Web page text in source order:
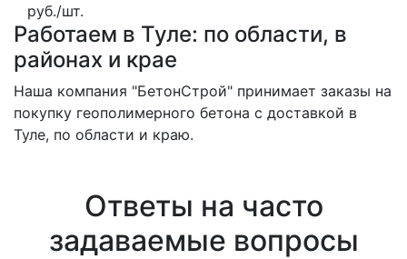
руб./шт.
Работаем в Туле: по области, в
районах и крае
Наша компания "БетонСтрой" принимает заказы на
покупку геополимерного бетона с доставкой в
Туле, по области и краю.
Ответы на часто
задаваемые вопросы